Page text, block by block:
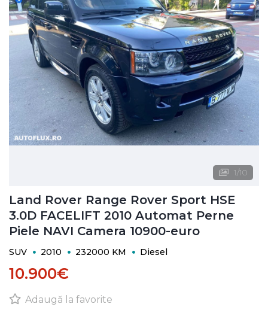
1/10
Land Rover Range Rover Sport HSE
3.0D FACELIFT 2010 Automat Perne
Piele NAVI Camera 10900-euro
SUV 2010 232000 KM Diesel
10.900€
Adaugă la favorite